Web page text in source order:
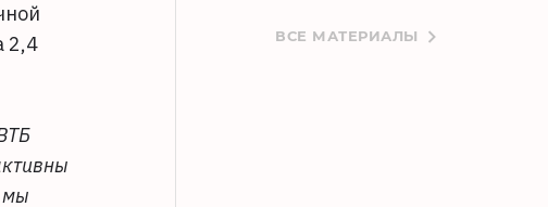
2,4
мы
ВСЕ МАТЕРИАЛЫ